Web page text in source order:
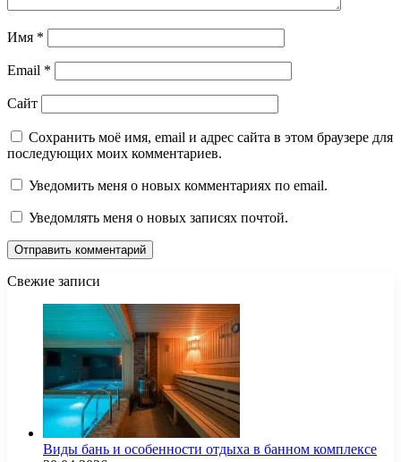
Имя *
Email *
Сайт
Сохранить моё имя, email и адрес сайта в этом браузере для
последующих моих комментариев.
Уведомить меня о новых комментариях по email.
Уведомлять меня о новых записях почтой.
Свежие записи
Виды бань и особенности отдыха в банном комплексе